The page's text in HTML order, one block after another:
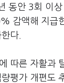
동안 3회 이
액해 지급
다.
따른 자활과
평가 개편도